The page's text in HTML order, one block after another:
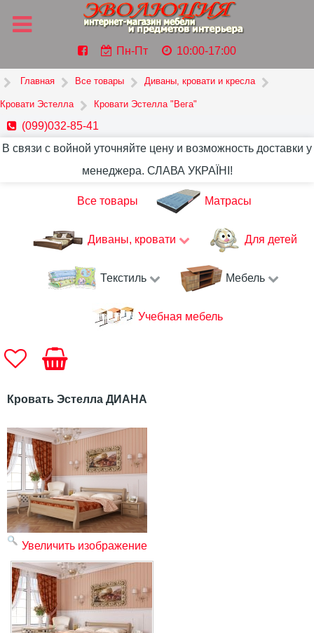
Пн-Пт 10:00-17:00
Главная Все товары Диваны, кровати и кресла
Кровати Эстелла Кровати Эстелла "Вега"
(099)032-85-41
В связи с войной уточняйте цену и возможность доставки у
менеджера. СЛАВА УКРАЇНІ!
Все товары Матрасы
Диваны, кровати Для детей
Текстиль Мебель
Учебная мебель
Кровать Эстелла ДИАНА
Увеличить изображение